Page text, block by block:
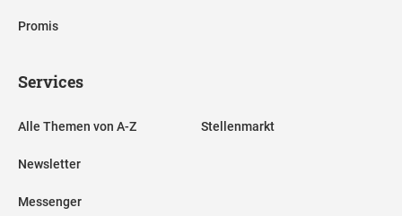
Promis
Services
Alle Themen von A-Z
Newsletter
Messenger
Stellenmarkt